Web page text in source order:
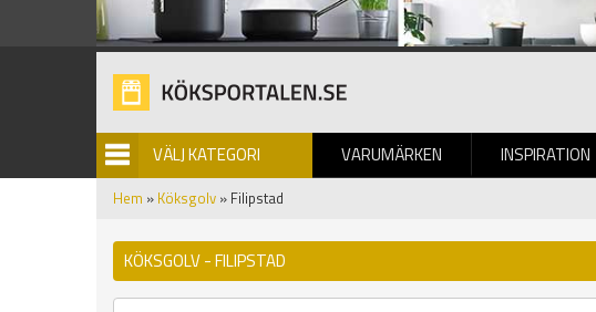
VÄLJ KATEGORI VARUMÄRKEN INSPIRATION
BILDGALLERI
Hem » Köksgolv » Filipstad
KÖKSGOLV - FILIPSTAD